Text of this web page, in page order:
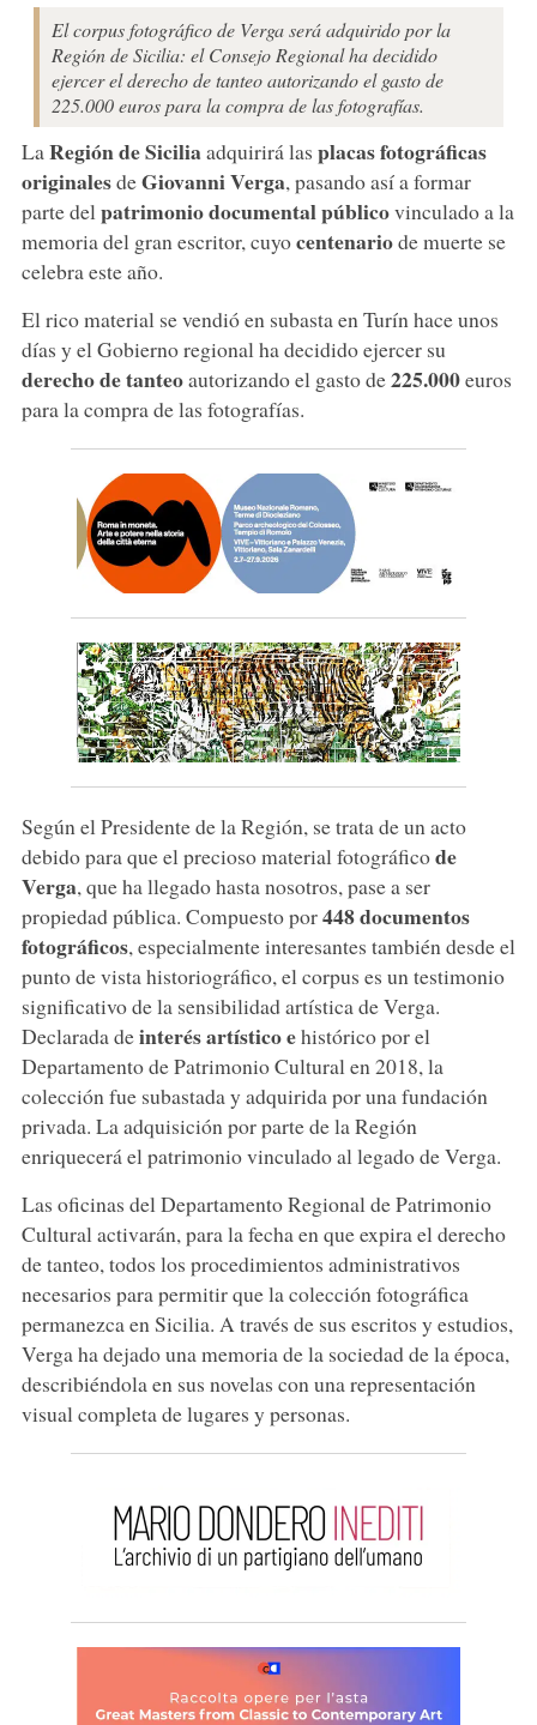
El corpus fotográfico de Verga será adquirido por la
Región de Sicilia: el Consejo Regional ha decidido
ejercer el derecho de tanteo autorizando el gasto de
225.000 euros para la compra de las fotografías.
La Región de Siciliaadquirirá las placas fotográficas
originalesdeGiovanni Verga, pasando así a formar
parte delpatrimonio documental públicovinculado a la
memoria del gran escritor, cuyocentenariode muerte se
celebra este año.
El rico material se vendió en subasta en Turín hace unos
días y el Gobierno regional ha decidido ejercer su
derecho de tanteoautorizando el gasto de225.000euros
para la compra de las fotografías.
Según el Presidente de la Región, se trata de un acto
debido para que el precioso material fotográficode
Verga, que ha llegado hasta nosotros, pase a ser
propiedad pública. Compuesto por448 documentos
fotográficos, especialmente interesantes también desde el
punto de vista historiográfico, el corpus es un testimonio
significativo de la sensibilidad artística de Verga.
Declarada deinterés artístico ehistórico por el
Departamento de Patrimonio Cultural en 2018, la
colección fue subastada y adquirida por una fundación
privada. La adquisición por parte de la Región
enriquecerá el patrimonio vinculado al legado de Verga.
Las oficinas del Departamento Regional de Patrimonio
Cultural activarán, para la fecha en que expira el derecho
de tanteo, todos los procedimientos administrativos
necesarios para permitir que la colección fotográfica
permanezca en Sicilia. A través de sus escritos y estudios,
Verga ha dejado una memoria de la sociedad de la época,
describiéndola en sus novelas con una representación
visual completa de lugares y personas.